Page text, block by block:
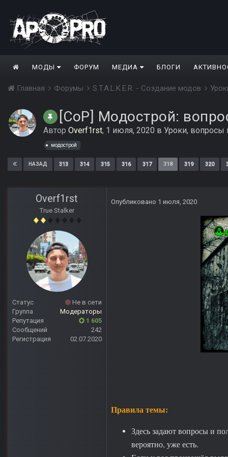
МОДЫ ФОРУМ МЕДИА БЛОГИ
Главная Форумы S.T.A.L.K.E.R. - Создание модов
[CoP] Модострой:
Автор Overf1rst, 1 июля, 2020 в Уроки, вопросы
модострой
НАЗАД 313 314 315 316 317 318 319 320
Overf1rst
True Stalker
Статус
Не в сети
Группа
Модераторы
Репутация
1 605
Сообщений
242
Регистрация
02.07.2020
Опубликовано 1 июля, 2020
Правила темы:
Здесь задают вопросы и
вероятно, уже есть.